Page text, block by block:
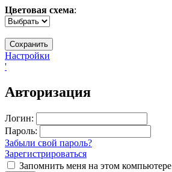
Цветовая схема:
Настройки
'
Авторизация
Логин:
Пароль:
Забыли свой пароль?
Зарегистрироваться
Запомнить меня на этом компьютере